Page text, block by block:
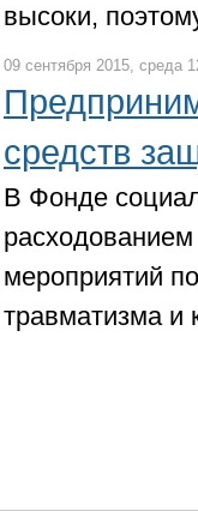
высоки,
09 сентября 2015, среда
средств
В Фонде
мероприятий
травматизма и